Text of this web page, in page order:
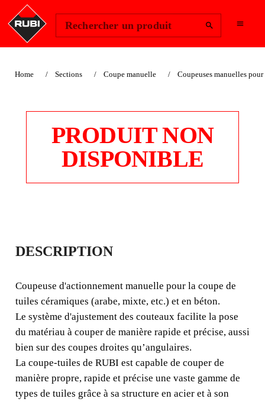
Rechercher un produit
Home Sections Coupe manuelle Coupeuses manuelles
PRODUIT NON
DISPONIBLE
COUPE-TUILES
tuiles céramiques (arabe, mixte, etc.) et en béton.
DESCRIPTION
Coupeuse d'actionnement manuelle pour la coupe de
tuiles céramiques (arabe, mixte, etc.) et en béton.
Le système d'ajustement des couteaux facilite la pose
du matériau à couper de manière rapide et précise, aussi
bien sur des coupes droites qu’angulaires.
La coupe-tuiles de RUBI est capable de couper de
manière propre, rapide et précise une vaste gamme de
types de tuiles grâce à sa structure en acier et à son